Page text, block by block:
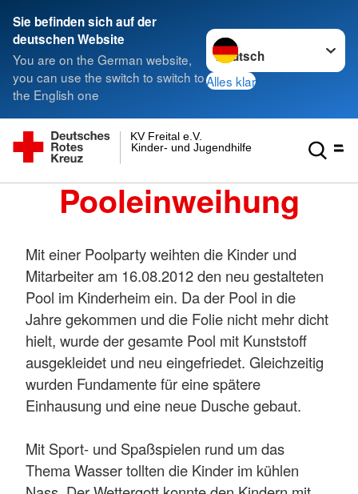
Sie befinden sich auf der
deutschen Website
You are on the German website,
you can use the switch to switch to
the English one
Sprache wechseln zu
Alles klar
Kinder- und Jugendhilfe gGmbH
KV Freital e.V.
Pooleinweihung
Mit einer Poolparty weihten die Kinder und
Mitarbeiter am 16.08.2012 den neu gestalteten
Pool im Kinderheim ein. Da der Pool in die
Jahre gekommen und die Folie nicht mehr dicht
hielt, wurde der gesamte Pool mit Kunststoff
ausgekleidet und neu eingefriedet. Gleichzeitig
wurden Fundamente für eine spätere
Einhausung und eine neue Dusche gebaut.
Mit Sport- und Spaßspielen rund um das
Thema Wasser tollten die Kinder im kühlen